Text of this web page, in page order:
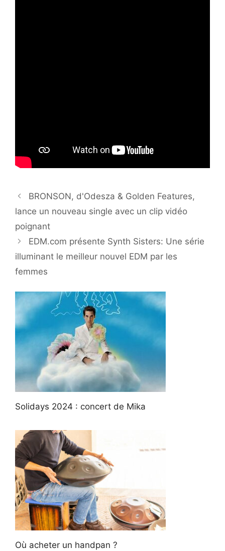
BRONSON, d'Odesza & Golden Features,
lance un nouveau single avec un clip vidéo
poignant
EDM.com présente Synth Sisters: Une série
illuminant le meilleur nouvel EDM par les
femmes
Solidays 2024 : concert de Mika
Où acheter un handpan ?